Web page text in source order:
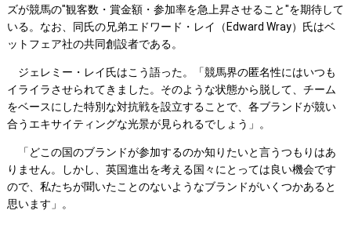
ズが競馬の"観客数・賞金額・参加率を急上昇させること"を期待して
いる。なお、同氏の兄弟エドワード・レイ（Edward Wray）氏はベ
ットフェア社の共同創設者である。
ジェレミー・レイ氏はこう語った。「競馬界の匿名性にはいつも
イライラさせられてきました。そのような状態から脱して、チーム
をベースにした特別な対抗戦を設立することで、各ブランドが競い
合うエキサイティングな光景が見られるでしょう」。
「どこの国のブランドが参加するのか知りたいと言うつもりはあ
りません。しかし、英国進出を考える国々にとっては良い機会です
ので、私たちが聞いたことのないようなブランドがいくつかあると
思います」。